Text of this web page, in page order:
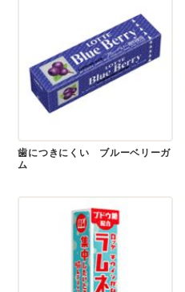
歯につきにくい ブルーベリーガ
ム